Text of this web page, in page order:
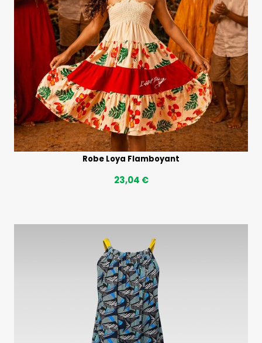
Robe Loya Flamboyant
23,04 €